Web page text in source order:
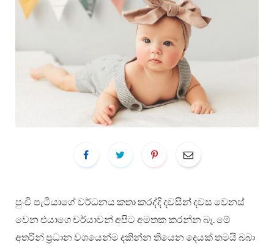
පුංචි පැටියාගේ වර්ධනය කතා කරද්දි දවසින් දවස වෙනස්
වෙන එයාගෙ චර්යාවන් අපිට අමතක කරන්න බෑ. මේ
අතරින් ප්‍රධාන වශයෙන්ම දකින්න තියෙන දෙයක් තමයි බබා